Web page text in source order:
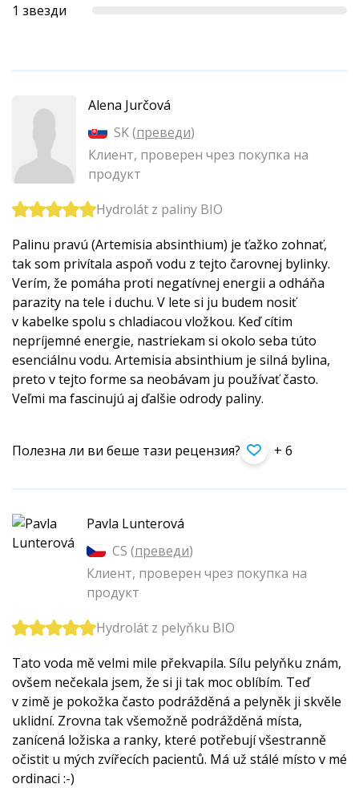
1 звезди
Alena Jurčová
SK (преведи)
Клиент, проверен чрез покупка на
продукт
Hydrolát z paliny BIO
Palinu pravú (Artemisia absinthium) je ťažko zohnať,
tak som privítala aspoň vodu z tejto čarovnej bylinky.
Verím, že pomáha proti negatívnej energii a odháňa
parazity na tele i duchu. V lete si ju budem nosiť
v kabelke spolu s chladiacou vložkou. Keď cítim
nepríjemné energie, nastriekam si okolo seba túto
esenciálnu vodu. Artemisia absinthium je silná bylina,
preto v tejto forme sa neobávam ju používať často.
Veľmi ma fascinujú aj ďalšie odrody paliny.
Полезна ли ви беше тази рецензия? + 6
Pavla Lunterová
CS (преведи)
Клиент, проверен чрез покупка на
продукт
Hydrolát z pelyňku BIO
Tato voda mě velmi mile překvapila. Sílu pelyňku znám,
ovšem nečekala jsem, že si ji tak moc oblíbím. Teď
v zimě je pokožka často podrážděná a pelyněk ji skvěle
uklidní. Zrovna tak všemožně podrážděná místa,
zanícená ložiska a ranky, které potřebují všestranně
očistit u mých zvířecích pacientů. Má už stálé místo v mé
ordinaci :-)